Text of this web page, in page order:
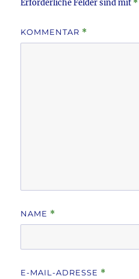
Erforderliche Felder sind mit *
KOMMENTAR *
NAME *
E-MAIL-ADRESSE *